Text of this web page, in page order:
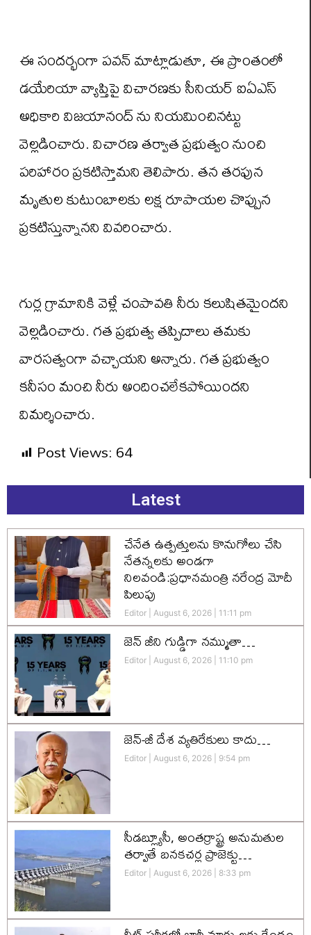
ఈ సందర్భంగా పవన్ మాట్లాడుతూ, ఈ ప్రాంతంలో
డయేరియా వ్యాప్తిపై విచారణకు సీనియర్ ఐఏఎస్
అధికారి విజయానంద్ ను నియమించినట్టు
వెల్లడించారు. విచారణ తర్వాత ప్రభుత్వం నుంచి
పరిహారం ప్రకటిస్తామని తెలిపారు. తన తరఫున
మృతుల కుటుంబాలకు లక్ష రూపాయల చొప్పున
ప్రకటిస్తున్నానని వివరించారు.
గుర్ల గ్రామానికి వెళ్లే చంపావతి నీరు కలుషితమైందని
వెల్లడించారు. గత ప్రభుత్వ తప్పిదాలు తమకు
వారసత్వంగా వచ్చాయని అన్నారు. గత ప్రభుత్వం
కనీసం మంచి నీరు అందించలేకపోయిందని
విమర్శించారు.
Post Views:64
Latest
చేనేత ఉత్పత్తులను కొనుగోలు చేసి
నేతన్నలకు అండగా
నిలవండి:ప్రధానమంత్రి నరేంద్ర మోదీ
పిలుపు
Editor August 6, 2026 11:11 pm
జెన్‌ జీని గుడ్డిగా నమ్ముతా…
Editor August 6, 2026 11:10 pm
జెన్-జీ దేశ వ్యతిరేకులు కాదు…
Editor August 6, 2026 9:54 pm
సీడబ్ల్యూసీ, అంతర్రాష్ట్ర అనుమతుల
తర్వాతే బనకచర్ల ప్రాజెక్టు…
Editor August 6, 2026 8:33 pm